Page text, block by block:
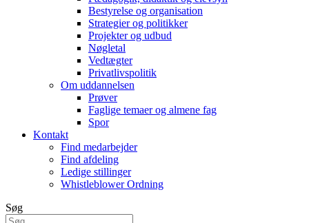
Bestyrelse og organisation
Strategier og politikker
Projekter og udbud
Nøgletal
Vedtægter
Privatlivspolitik
Om uddannelsen
Prøver
Faglige temaer og almene fag
Spor
Kontakt
Find medarbejder
Find afdeling
Ledige stillinger
Whistleblower Ordning
Søg